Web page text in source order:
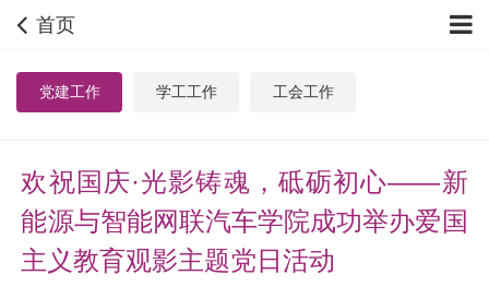
首页
党建工作 学工工作 工会工作
欢祝国庆·光影铸魂，砥砺初心——新
能源与智能网联汽车学院成功举办爱国
主义教育观影主题党日活动